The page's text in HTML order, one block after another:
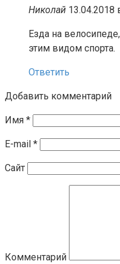
Николай 13.04.2018
Езда на
этим видом спорта.
Ответить
Добавить комментарий
Имя *
E-mail *
Сайт
Комментарий